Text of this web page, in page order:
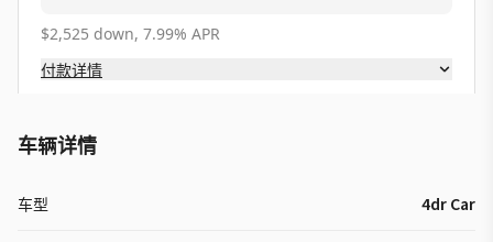
$2,525 down, 7.99% APR
付款详情
车辆详情
车型 4dr Car